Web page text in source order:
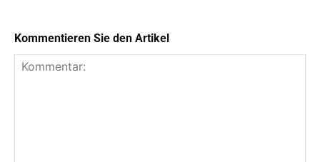
Kommentieren Sie den Artikel